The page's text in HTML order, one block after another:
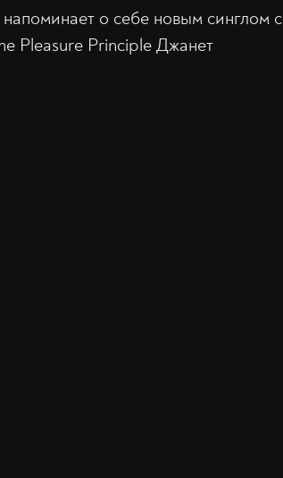
о себе новым синглом с
Pleasure Principle Джанет